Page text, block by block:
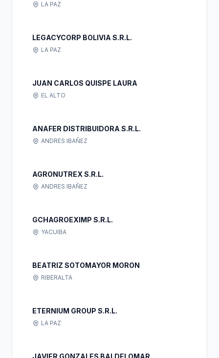
LA PAZ
LEGACYCORP BOLIVIA S.R.L.
LA PAZ
JUAN CARLOS QUISPE LAURA
EL ALTO
ANAFER DISTRIBUIDORA S.R.L.
ANDRES IBAÑEZ
AGRONUTREX S.R.L.
ANDRES IBAÑEZ
GCHAGROEXIMP S.R.L.
YACUIBA
BEATRIZ SOTOMAYOR MORON
RIBERALTA
ETERNIUM GROUP S.R.L.
LA PAZ
JAVIER GONZALES BALDELOMAR